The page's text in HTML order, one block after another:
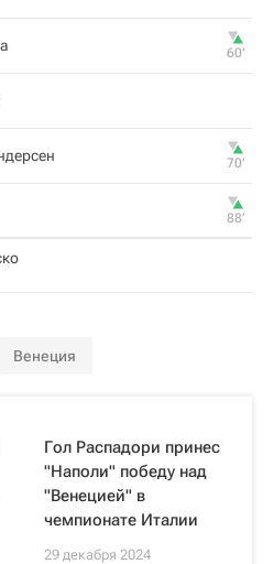
60‎’‎
70‎’‎
88‎’‎
Венеция
Гол Распадори принес
"Наполи" победу над
"Венецией" в
чемпионате Италии
29 декабря 2024